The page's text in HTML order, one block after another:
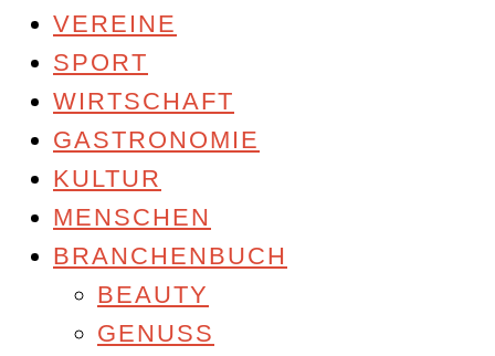
VEREINE
SPORT
WIRTSCHAFT
GASTRONOMIE
KULTUR
MENSCHEN
BRANCHENBUCH
BEAUTY
GENUSS